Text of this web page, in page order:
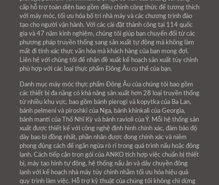
cấp hỗ trợ toàn diện bao gồm điều chỉnh công thức để tương thích
với máy móc, tối ưu hóa bố trí nhà máy và các chương trình đào
tạo cho người vận hành. Với các cài đặt thành công tại 114 quốc
gia và 47 năm kinh nghiệm, chúng tôi giúp bạn chuyển đổi từ các
phương pháp truyền thống sang sản xuất tự động mà không làm
mất đi tính xác thực văn hóa mà khách hàng của bạn mong đợi.
Liên hệ với chúng tôi để nhận đề xuất kế hoạch sản xuất tùy chỉnh
phù hợp với các loại thực phẩm Đông Âu cụ thể của bạn.
Danh mục máy móc thực phẩm Đông Âu của chúng tôi bao gồm
các thiết bị đa năng có khả năng sản xuất hơn 28 loại truyền thống
từ nhiều khu vực, bao gồm bánh pierogi và kopytka của Ba Lan,
bánh pelmeni và piroshki của Nga, bánh khinkali của Georgia,
bánh manti của Thổ Nhĩ Kỳ và bánh ravioli của Ý. Mỗi hệ thống sản
xuất được thiết kế với công nghệ định hình chính xác, đảm bảo độ
dày bao bì đồng nhất, phần nhân được đong chính xác và niêm
phong đúng cách để ngăn ngừa rò rỉ trong quá trình nấu hoặc đông
lạnh. Cách tiếp cận trọn gói của ANKO tích hợp việc chuẩn bị thiết
bị, máy tạo hình tự động, hệ thống nấu ăn và dây chuyền đông
lạnh với kế hoạch nhà máy tùy chỉnh nhằm tối ưu hóa hiệu quả
quy trình làm việc. Hỗ trợ kỹ thuật của chúng tôi không chỉ dừng